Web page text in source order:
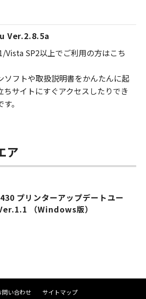
Ver.2.8.5a
Vista SP2以上でご利用の方はこち
ソフトや取扱説明書をかんたんに起
ちサイトにすぐアクセスしたりでき
。
ア
プリンターアップデートユー
（Windows版）
問い合わせ サイトマップ